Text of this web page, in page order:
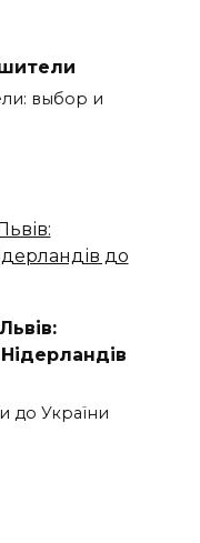
выбор и
до України